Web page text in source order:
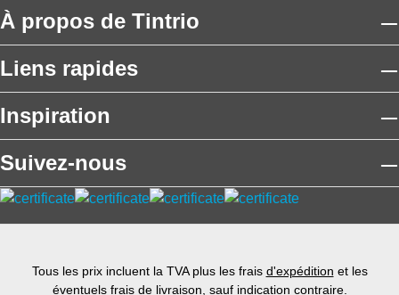
À propos de Tintrio
Liens rapides
Inspiration
Suivez-nous
Tous les prix incluent la TVA plus les frais d'expédition et les
éventuels frais de livraison, sauf indication contraire.